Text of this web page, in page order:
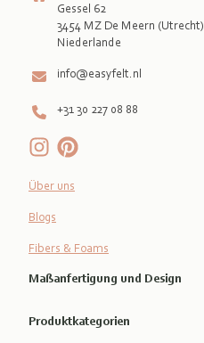
Gessel 62
3454 MZ De Meern (Utrecht)
info@easyfelt.nl
+31 30 227 08 88
Über uns
Blogs
Fibers & Foams
Maßanfertigung und Design
Produktkategorien